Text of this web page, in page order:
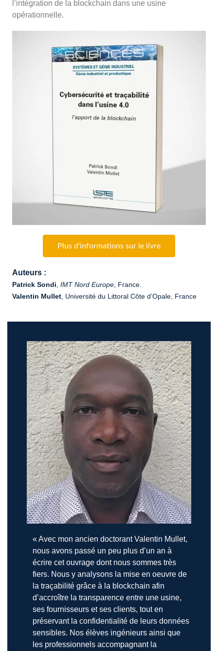
l’intégration de la blockchain dans une usine
opérationnelle.
Plus d'informations sur le livre
Auteurs :
Patrick Sondi IMT Nord Europe , France.
Valentin Mullet , Université du Littoral Côte d’Opale, France
« Avec mon ancien doctorant Valentin Mullet,
nous avons passé un peu plus d’un an à
écrire cet ouvrage dont nous sommes très
fiers. Nous y analysons la mise en oeuvre de
la traçabilité grâce à la blockchain afin
d’accroître la transparence entre une usine,
ses fournisseurs et ses clients, tout en
préservant la confidentialité de leurs données
sensibles. Nos élèves ingénieurs ainsi que
les professionnels accompagnant la